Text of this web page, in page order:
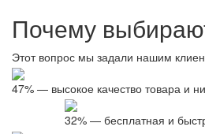
Почему
Этот вопрос мы задали нашим
47% — высокое качество товара и
32% — бесплатная и